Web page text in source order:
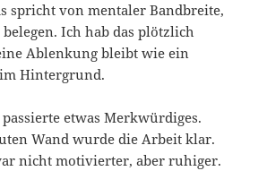
spricht von mentaler Bandbreite,
Ich hab das plötzlich
Ablenkung bleibt wie ein
Hintergrund.
etwas Merkwürdiges.
Wand wurde die Arbeit klar.
nicht motivierter, aber ruhiger.